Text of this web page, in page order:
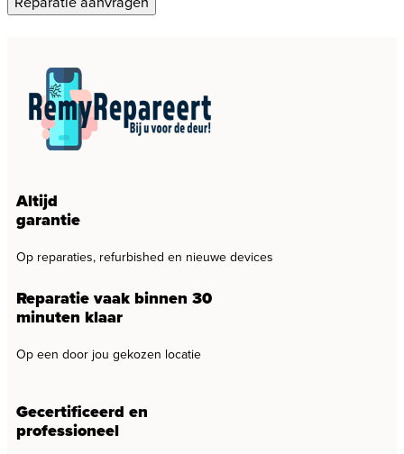
Altijd
garantie
Op reparaties, refurbished en nieuwe devices
Reparatie vaak binnen 30
minuten klaar
Op een door jou gekozen locatie
Gecertificeerd en
professioneel